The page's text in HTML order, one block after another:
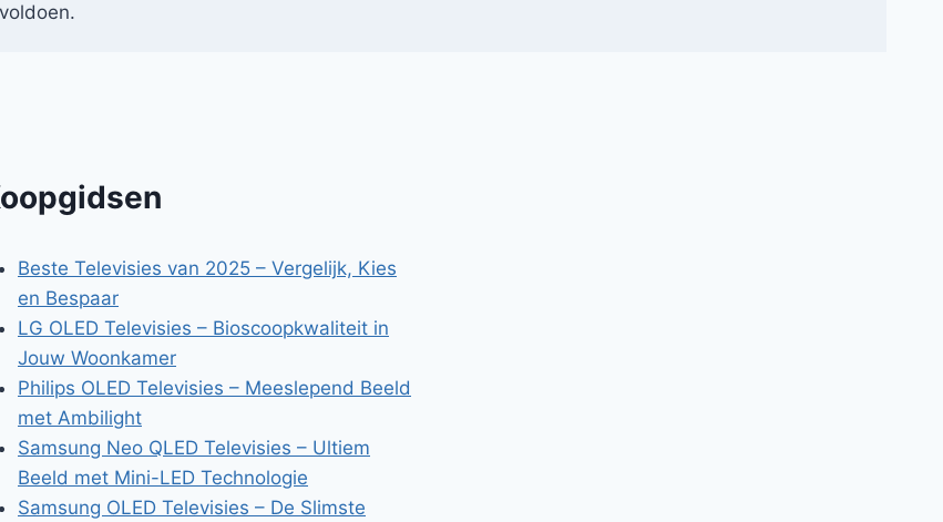
Beste Televisies van 2025 – Vergelijk, Kies
en Bespaar
LG OLED Televisies – Bioscoopkwaliteit in
Jouw Woonkamer
Philips OLED Televisies – Meeslepend Beeld
met Ambilight
Samsung Neo QLED Televisies – Ultiem
Beeld met Mini-LED Technologie
Samsung OLED Televisies – De Slimste